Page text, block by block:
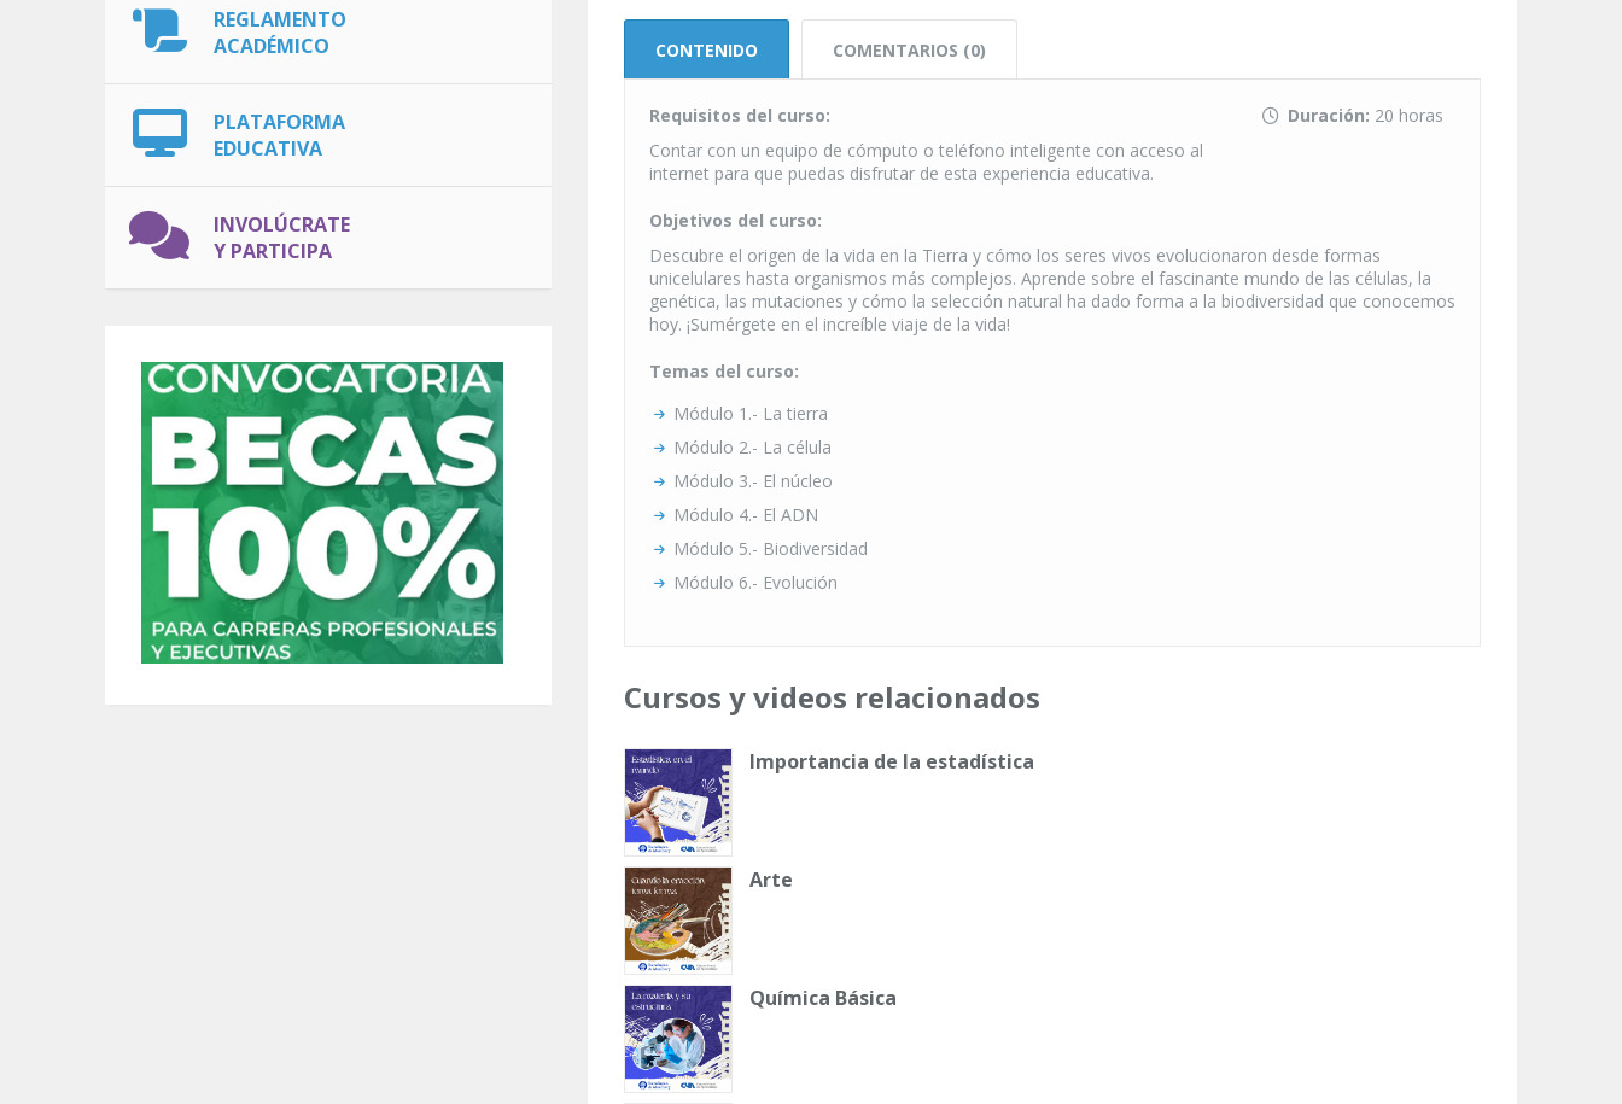
REGLAMENTO
ACADÉMICO
PLATAFORMA
EDUCATIVA
INVOLÚCRATE
Y PARTICIPA
CONTENIDO COMENTARIOS (0)
Duración: 20 horas
Requisitos del curso:
Contar con un equipo de cómputo o teléfono inteligente con acceso al
internet para que puedas disfrutar de esta experiencia educativa.
Objetivos del curso:
Descubre el origen de la vida en la Tierra y cómo los seres vivos evolucionaron desde formas
unicelulares hasta organismos más complejos. Aprende sobre el fascinante mundo de las células, la
genética, las mutaciones y cómo la selección natural ha dado forma a la biodiversidad que conocemos
hoy. ¡Sumérgete en el increíble viaje de la vida!
Temas del curso:
Módulo 1.- La tierra
Módulo 2.- La célula
Módulo 3.- El núcleo
Módulo 4.- El ADN
Módulo 5.- Biodiversidad
Módulo 6.- Evolución
Cursos y videos relacionados
Importancia de la estadística
Arte
Química Básica